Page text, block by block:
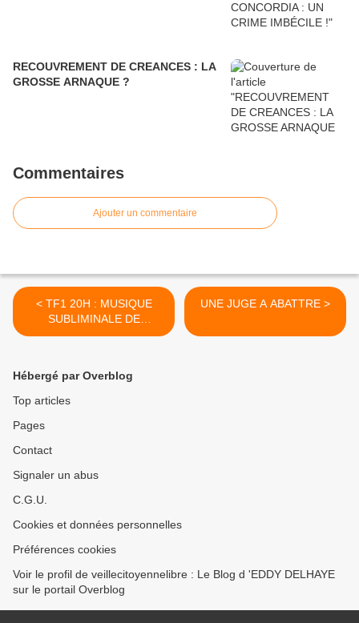
RECOUVREMENT DE CREANCES : LA
GROSSE ARNAQUE ?
Commentaires
Ajouter un commentaire
< TF1 20H : MUSIQUE
SUBLIMINALE DE
CANIVEAU…
UNE JUGE A ABATTRE >
Hébergé par Overblog
Top articles
Pages
Contact
Signaler un abus
C.G.U.
Cookies et données personnelles
Préférences cookies
Voir le profil de veillecitoyennelibre : Le Blog d 'EDDY DELHAYE
sur le portail Overblog